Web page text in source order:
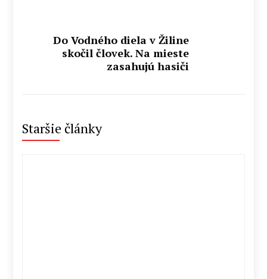
Do Vodného diela v Žiline
skočil človek. Na mieste
zasahujú hasiči
Staršie články